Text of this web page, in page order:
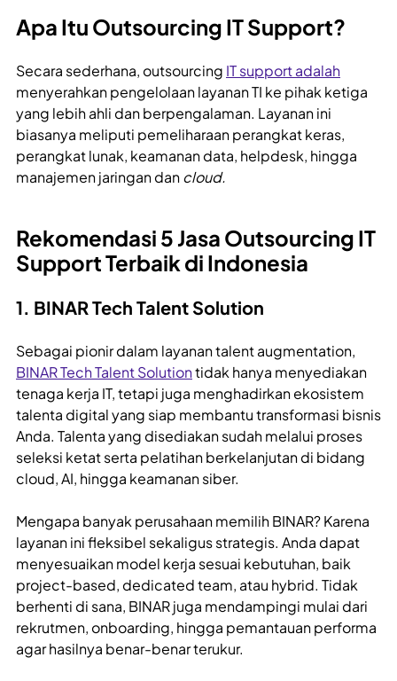
Apa Itu Outsourcing IT Support?
Secara sederhana, outsourcing IT support adalah
menyerahkan pengelolaan layanan TI ke pihak ketiga
yang lebih ahli dan berpengalaman. Layanan ini
biasanya meliputi pemeliharaan perangkat keras,
perangkat lunak, keamanan data, helpdesk, hingga
manajemen jaringan dancloud.
Rekomendasi 5 Jasa Outsourcing IT
Support Terbaik di Indonesia
1. BINAR Tech Talent Solution
Sebagai pionir dalam layanan talent augmentation,
BINAR Tech Talent Solutiontidak hanya menyediakan
tenaga kerja IT, tetapi juga menghadirkan ekosistem
talenta digital yang siap membantu transformasi bisnis
Anda. Talenta yang disediakan sudah melalui proses
seleksi ketat serta pelatihan berkelanjutan di bidang
cloud, AI, hingga keamanan siber.
Mengapa banyak perusahaan memilih BINAR? Karena
layanan ini fleksibel sekaligus strategis. Anda dapat
menyesuaikan model kerja sesuai kebutuhan, baik
project-based, dedicated team, atau hybrid. Tidak
berhenti di sana, BINAR juga mendampingi mulai dari
rekrutmen, onboarding, hingga pemantauan performa
agar hasilnya benar-benar terukur.